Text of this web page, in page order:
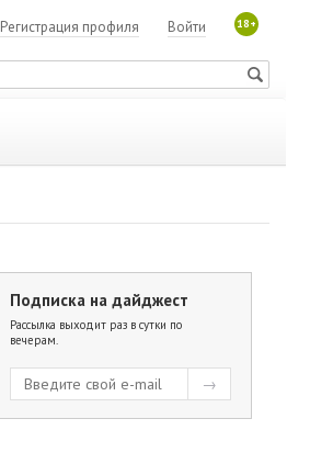
18+
Войти
Регистрация профиля
Подписка на дайджест
Рассылка выходит раз в сутки по
вечерам.